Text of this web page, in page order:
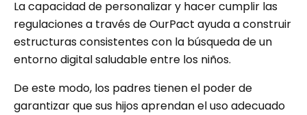
La capacidad de personalizar y hacer cumplir las
regulaciones a través de OurPact ayuda a construir
estructuras consistentes con la búsqueda de un
entorno digital saludable entre los niños.
De este modo, los padres tienen el poder de
garantizar que sus hijos aprendan el uso adecuado